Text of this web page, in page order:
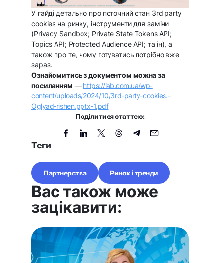
У гайді детально про поточний стан 3rd party
cookies на ринку, інструменти для заміни
(Privacy Sandbox; Private State Tokens API;
Topics API; Protected Audience API; та ін), а
також про те, чому готуватись потрібно вже
зараз.
Ознайомитись з документом можна за
посиланням — https://iab.com.ua/wp-
content/uploads/2024/10/3rd-party-cookies.-
Oglyad-rishen.pptx-1.pdf
Поділитися статтею:
Теги
Партнерства Ринок і тренди
Вас також може
зацікавити: